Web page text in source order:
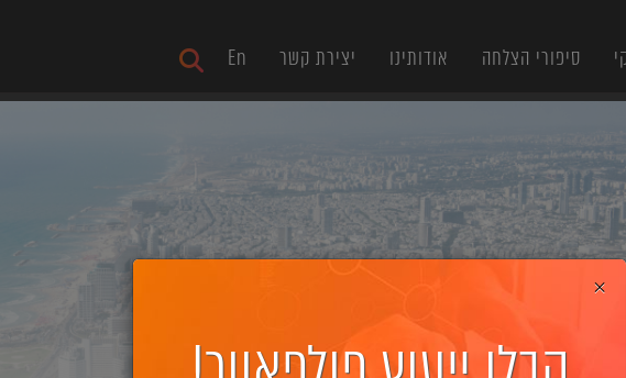
סיפורי הצלחה אודותינו יצירת קשר En
×